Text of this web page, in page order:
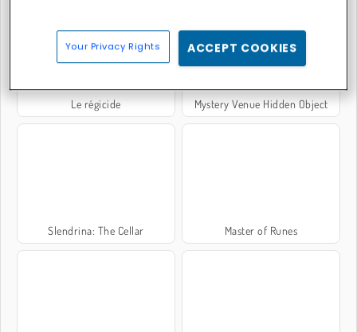
Le régicide Mystery Venue Hidden Object
Slendrina: The Cellar Master of Runes
Your Privacy Rights ACCEPT COOKIES